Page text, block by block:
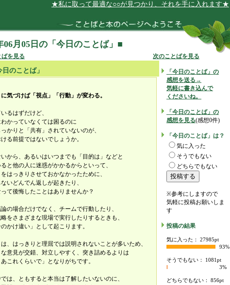
★私に取って最適な○○が見つかり、それを手に入れます★
06月05日の「今日のことば」■
を見る 次のことばを見る
日のことば」
に気づけば「視点」「行動」が変わる。
るはずだけど、
かっていなくては困るのに
かりと「共有」されていないのが、
る前提ではないでしょうか。
から、あるいはいつまでも「目的は」などと
と他の人に迷惑がかかるからといって、
をはっきりさせておかなかったために、
いどんでん返しが起きたり、
て後悔したことはありませんか？
の場合だけでなく、チームで行動したり、
をさまざまな現場で実行したりするときも、
のかけ違い」として起こります。
は、はっきりと理屈では説明されないことが多いため、
意見が交錯、対立しやすく、突き詰めるよりは
あこれくらいで」となりがちです。
は、ともすると本当は了解したいないのに、
「今日のことば」の
感想を送る→
気軽に書き込んで
くださいね。
「今日のことば」の
感想を見る(感想0件)
「今日のことば」は？
気に入った
そうでもない
どちらでもない
※参考にしますので
気軽に投稿お願いしま
す
投稿の結果
気に入った： 27985pt
93%
そうでもない： 1081pt
3%
どちらでもない： 856pt